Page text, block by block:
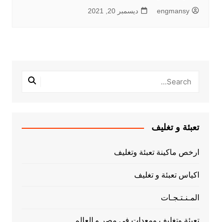
engmansy ديسمبر 20, 2021
تعبئة و تغليف
ارخص ماكينة تعبئة وتغليف
اكياس تعبئة و تغليف
المـنـتـجـات
تعبئة وتغليف ومعدات فى مصر و العالم